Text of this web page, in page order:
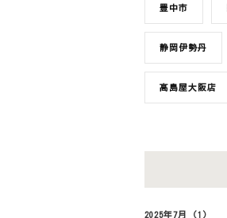
豊中市
静岡伊勢丹
髙島屋大阪店
2025年7月 (1)